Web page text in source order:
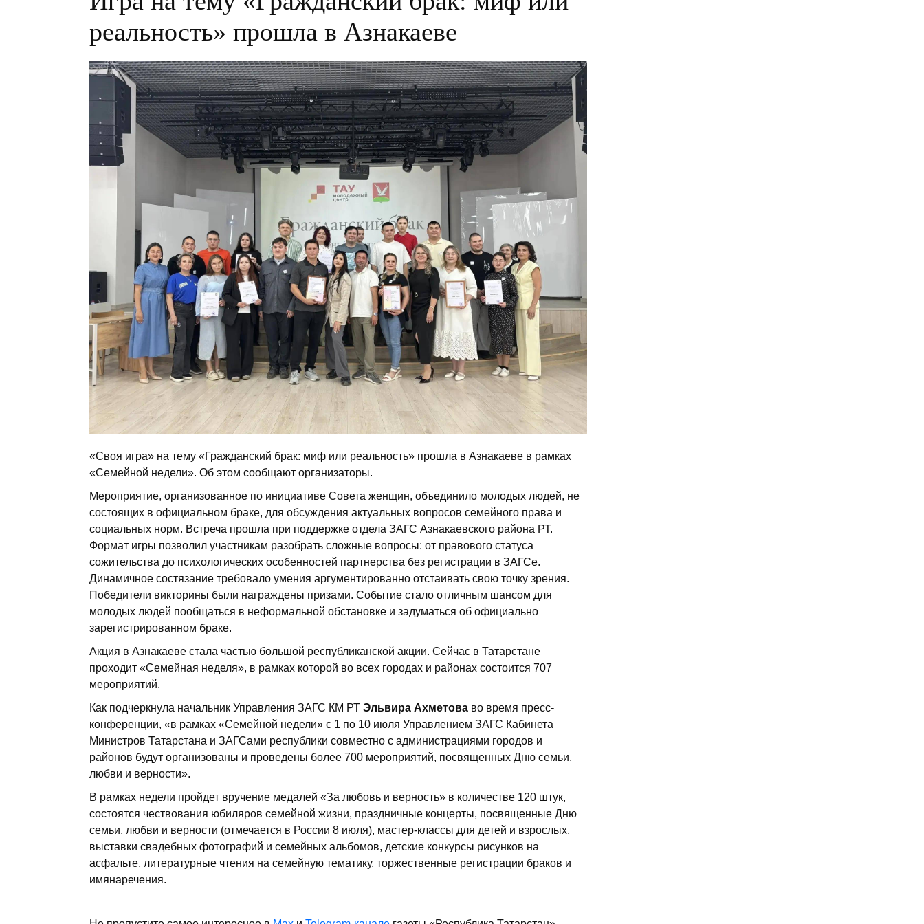
реальность» прошла в Азнакаеве
«Своя игра» на тему «Гражданский брак: миф или реальность» прошла в Азнакаеве в рамках
«Семейной недели». Об этом сообщают организаторы.
Мероприятие, организованное по инициативе Совета женщин, объединило молодых людей, не
состоящих в официальном браке, для обсуждения актуальных вопросов семейного права и
социальных норм. Встреча прошла при поддержке отдела ЗАГС Азнакаевского района РТ.
Формат игры позволил участникам разобрать сложные вопросы: от правового статуса
сожительства до психологических особенностей партнерства без регистрации в ЗАГСе.
Динамичное состязание требовало умения аргументированно отстаивать свою точку зрения.
Победители викторины были награждены призами. Событие стало отличным шансом для
молодых людей пообщаться в неформальной обстановке и задуматься об официально
зарегистрированном браке.
Акция в Азнакаеве стала частью большой республиканской акции. Сейчас в Татарстане
проходит «Семейная неделя», в рамках которой во всех городах и районах состоится 707
мероприятий.
Как подчеркнула начальник Управления ЗАГС КМ РТ Эльвира Ахметова во время пресс-
конференции, «в рамках «Семейной недели» с 1 по 10 июля Управлением ЗАГС Кабинета
Министров Татарстана и ЗАГСами республики совместно с администрациями городов и
районов будут организованы и проведены более 700 мероприятий, посвященных Дню семьи,
любви и верности».
В рамках недели пройдет вручение медалей «За любовь и верность» в количестве 120 штук,
состоятся чествования юбиляров семейной жизни, праздничные концерты, посвященные Дню
семьи, любви и верности (отмечается в России 8 июля), мастер-классы для детей и взрослых,
выставки свадебных фотографий и семейных альбомов, детские конкурсы рисунков на
асфальте, литературные чтения на семейную тематику, торжественные регистрации браков и
имянаречения.